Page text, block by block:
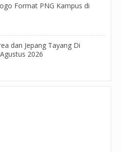
Format PNG Kampus di
dan Jepang Tayang Di
2026